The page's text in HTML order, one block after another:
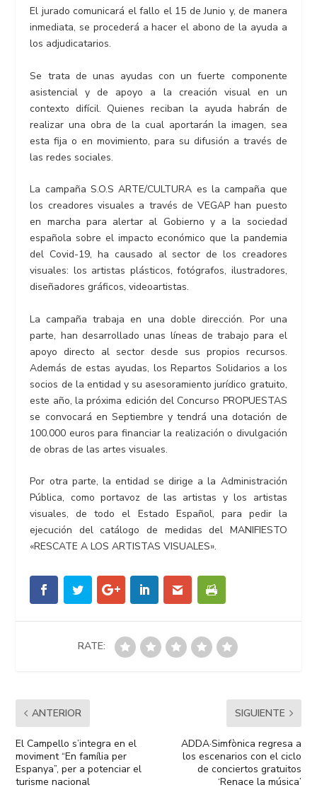
El jurado comunicará el fallo el 15 de Junio y, de manera
inmediata, se procederá a hacer el abono de la ayuda a
los adjudicatarios.
Se trata de unas ayudas con un fuerte componente
asistencial y de apoyo a la creación visual en un
contexto difícil. Quienes reciban la ayuda habrán de
realizar una obra de la cual aportarán la imagen, sea
esta fija o en movimiento, para su difusión a través de
las redes sociales.
La campaña S.O.S ARTE/CULTURA es la campaña que
los creadores visuales a través de VEGAP han puesto
en marcha para alertar al Gobierno y a la sociedad
española sobre el impacto económico que la pandemia
del Covid-19, ha causado al sector de los creadores
visuales: los artistas plásticos, fotógrafos, ilustradores,
diseñadores gráficos, videoartistas.
La campaña trabaja en una doble dirección. Por una
parte, han desarrollado unas líneas de trabajo para el
apoyo directo al sector desde sus propios recursos.
Además de estas ayudas, los Repartos Solidarios a los
socios de la entidad y su asesoramiento jurídico gratuito,
este año, la próxima edición del Concurso PROPUESTAS
se convocará en Septiembre y tendrá una dotación de
100.000 euros para financiar la realización o divulgación
de obras de las artes visuales.
Por otra parte, la entidad se dirige a la Administración
Pública, como portavoz de las artistas y los artistas
visuales, de todo el Estado Español, para pedir la
ejecución del catálogo de medidas del MANIFIESTO
«RESCATE A LOS ARTISTAS VISUALES».
RATE:
ANTERIOR
El Campello s’integra en el
moviment “En família per
Espanya”, per a potenciar el
turisme nacional
SIGUIENTE
ADDA·Simfònica regresa a
los escenarios con el ciclo
de conciertos gratuitos
‘Renace la música’